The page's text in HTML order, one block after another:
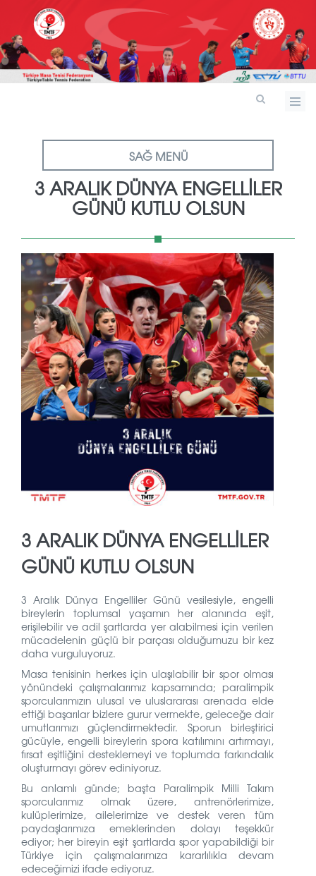
SAĞ MENÜ
3 ARALIK DÜNYA ENGELLİLER
GÜNÜ KUTLU OLSUN
3 ARALIK DÜNYA ENGELLİLER
GÜNÜ KUTLU OLSUN
3 Aralık Dünya Engelliler Günü vesilesiyle, engelli
bireylerin toplumsal yaşamın her alanında eşit,
erişilebilir ve adil şartlarda yer alabilmesi için verilen
mücadelenin güçlü bir parçası olduğumuzu bir kez
daha vurguluyoruz.
Masa tenisinin herkes için ulaşılabilir bir spor olması
yönündeki çalışmalarımız kapsamında; paralimpik
sporcularımızın ulusal ve uluslararası arenada elde
ettiği başarılar bizlere gurur vermekte, geleceğe dair
umutlarımızı güçlendirmektedir. Sporun birleştirici
gücüyle, engelli bireylerin spora katılımını artırmayı,
fırsat eşitliğini desteklemeyi ve toplumda farkındalık
oluşturmayı görev ediniyoruz.
Bu anlamlı günde; başta Paralimpik Milli Takım
sporcularımız olmak üzere, antrenörlerimize,
kulüplerimize, ailelerimize ve destek veren tüm
paydaşlarımıza emeklerinden dolayı teşekkür
ediyor; her bireyin eşit şartlarda spor yapabildiği bir
Türkiye için çalışmalarımıza kararlılıkla devam
edeceğimizi ifade ediyoruz.